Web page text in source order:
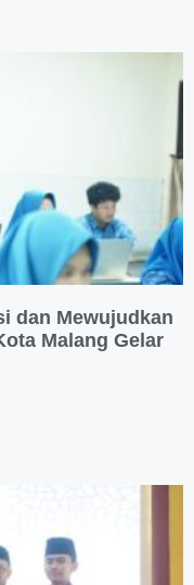
dan Mewujudkan
Malang Gelar